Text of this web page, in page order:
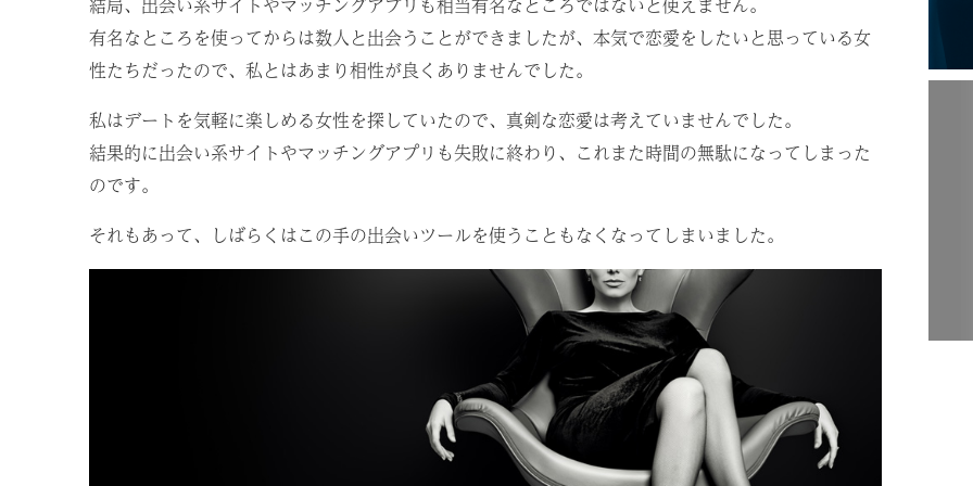
有名なところを使ってからは数人と出会うことができましたが、本気で恋愛をしたいと思っている女
性たちだったので、私とはあまり相性が良くありませんでした。
私はデートを気軽に楽しめる女性を探していたので、真剣な恋愛は考えていませんでした。
結果的に出会い系サイトやマッチングアプリも失敗に終わり、これまた時間の無駄になってしまった
のです。
それもあって、しばらくはこの手の出会いツールを使うこともなくなってしまいました。